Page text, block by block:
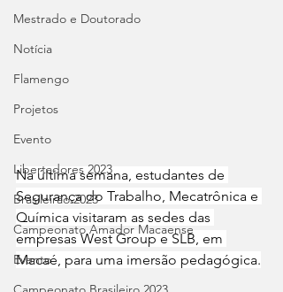
Mestrado e Doutorado
Notícia
Flamengo
Projetos
Evento
Libertadores 2023
Brasileirão 2023
Campeonato Amador Macaense
Evento
Na última semana, estudantes de
Segurança do Trabalho, Mecatrônica e
Química visitaram as sedes das
empresas West Group e SLB, em
Macaé, para uma imersão pedagógica.